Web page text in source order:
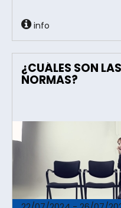
info
¿CUÁLES SON
NORMAS?